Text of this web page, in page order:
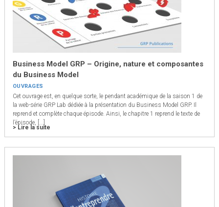
Business Model GRP – Origine, nature et composantes
du Business Model
OUVRAGES
Cet ouvrage est, en quelque sorte, le pendant académique de la saison 1 de
la web-série GRP Lab dédiée à la présentation du Business Model GRP. Il
reprend et complète chaque épisode. Ainsi, le chapitre 1 reprend le texte de
l’épisode, [...]
> Lire la suite